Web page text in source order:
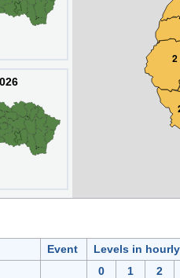
2
Event
Levels in
0
1
2